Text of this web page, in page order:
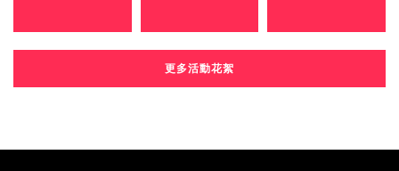
更多活動花絮